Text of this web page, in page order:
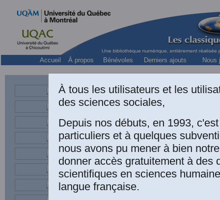
Accueil À propos Bénévoles Derniers ajouts Nous
secrétaire du Conseil de la
À tous les utilisateurs et les
des sciences sociales,
Depuis nos débuts, en 1993,
particuliers et à quelques
nous avons pu mener à bien
donner accès gratuitement à des
scientifiques en sciences
langue française.